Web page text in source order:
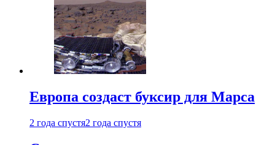
Европа создаст буксир для Марса
2 года спустя2 года спустя